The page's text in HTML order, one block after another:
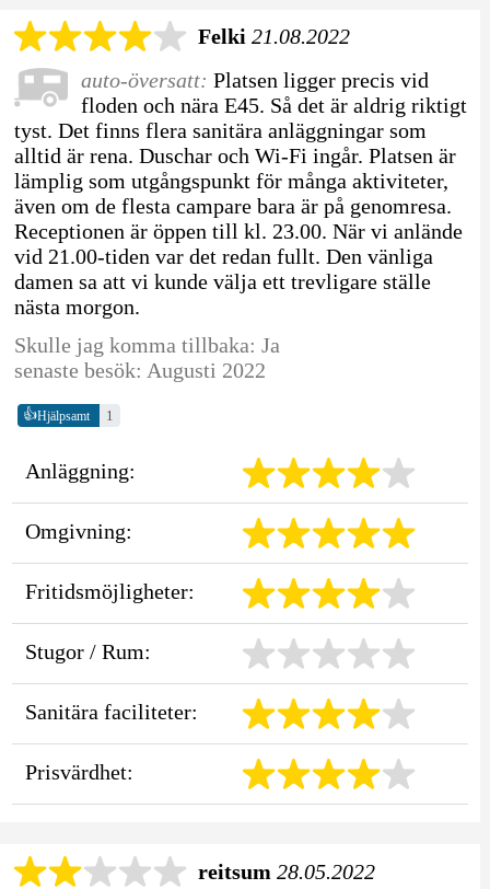
Felki 21.08.2022
auto-översatt: Platsen ligger precis vid
floden och nära E45. Så det är aldrig riktigt
tyst. Det finns flera sanitära anläggningar som
alltid är rena. Duschar och Wi-Fi ingår. Platsen är
lämplig som utgångspunkt för många aktiviteter,
även om de flesta campare bara är på genomresa.
Receptionen är öppen till kl. 23.00. När vi anlände
vid 21.00-tiden var det redan fullt. Den vänliga
damen sa att vi kunde välja ett trevligare ställe
nästa morgon.
Skulle jag komma tillbaka: Ja
senaste besök: Augusti 2022
👍Hjälpsamt 1
Anläggning:
Omgivning:
Fritidsmöjligheter:
Stugor / Rum:
Sanitära faciliteter:
Prisvärdhet:
reitsum 28.05.2022